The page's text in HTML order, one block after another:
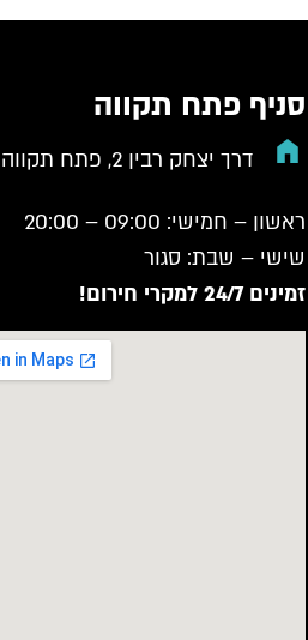
סניף פתח תקווה
דרך יצחק רבין 2, פתח תקווה
ראשון – חמישי: 09:00 – 20:00
שישי – שבת: סגור
זמינים 24/7 למקרי חירום!